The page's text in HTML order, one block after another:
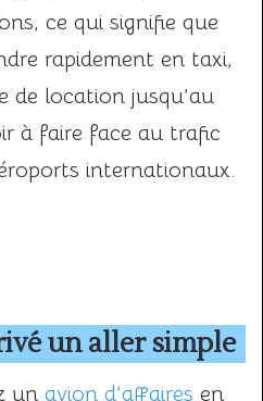
ce qui signifie que
rapidement en taxi,
de location jusqu’au
à faire face au trafic
internationaux.
un aller simple
un avion d’affaires en